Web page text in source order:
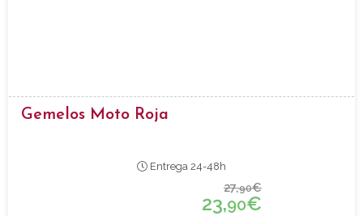
Gemelos Moto Roja
Entrega 24-48h
27,90€
23,90€